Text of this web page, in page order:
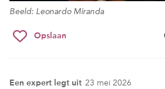
Beeld: Leonardo Miranda
Opslaan
Een expert legt uit 23 mei 2026